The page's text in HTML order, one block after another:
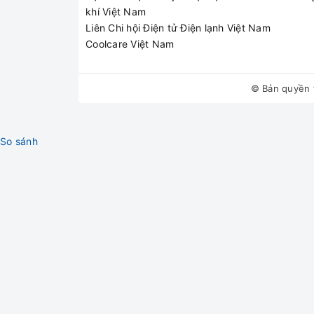
Anh Hoàng - Quận
"Cái điều hòa
thấy thợ đến rất
khí Việt Nam
Liên Chi hội Điện tử Điện lạnh Việt Nam
Coolcare Việt Nam
© Bản quyền
So sánh